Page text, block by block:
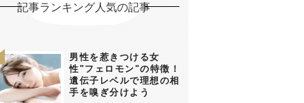
記事ランキング人気の記事
男性を惹きつける女
性"フェロモン"の特徴！
遺伝子レベルで理想の相
手を嗅ぎ分けよう